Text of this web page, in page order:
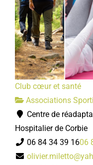
Club cœur et santé
Associations
Centre de
Hospitalier de Corbie
06 84 34 39 1606